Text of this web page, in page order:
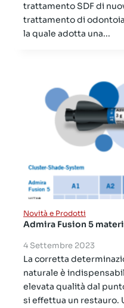
trattamento SDF di
trattamento di
la quale adotta una...
Novità e Prodotti
Admira Fusion 5
4 Settembre 2023
La corretta
naturale è
elevata qualità dal
si effettua un restauro.